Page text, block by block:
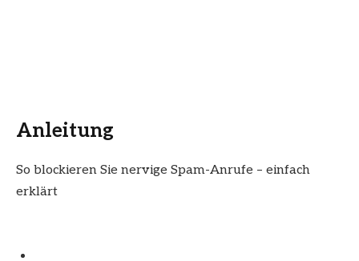
Anleitung
So blockieren Sie nervige Spam-Anrufe – einfach
erklärt